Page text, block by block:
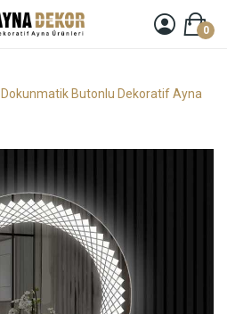
0
Butonlu Dekoratif Ayna